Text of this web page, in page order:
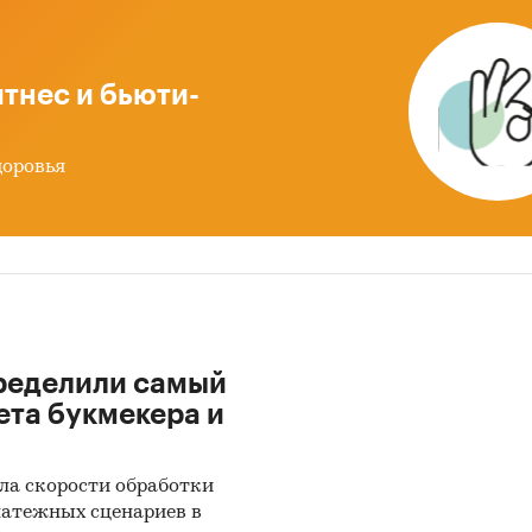
Shopping с производителями:
кроме того,
производства и ценах мы получили, вступив в
в завуалированной
Shopping)
от имени потенциального заказчика.
анализ выполняется в рамках проведения Desk
исследование). В общем виде целью
мембранных сепараторов в России и получить
показатели, характеризующие его состояние в
и бьюти-
самый
букмекера и
скорости обработки
сценариев в